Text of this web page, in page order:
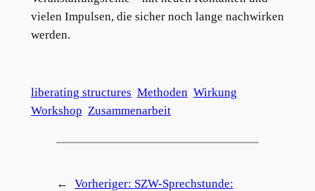
vielen Impulsen, die sicher noch lange nachwirken
werden.
liberating structures Methoden Wirkung
Workshop Zusammenarbeit
← Vorheriger: SZW-Sprechstunde: